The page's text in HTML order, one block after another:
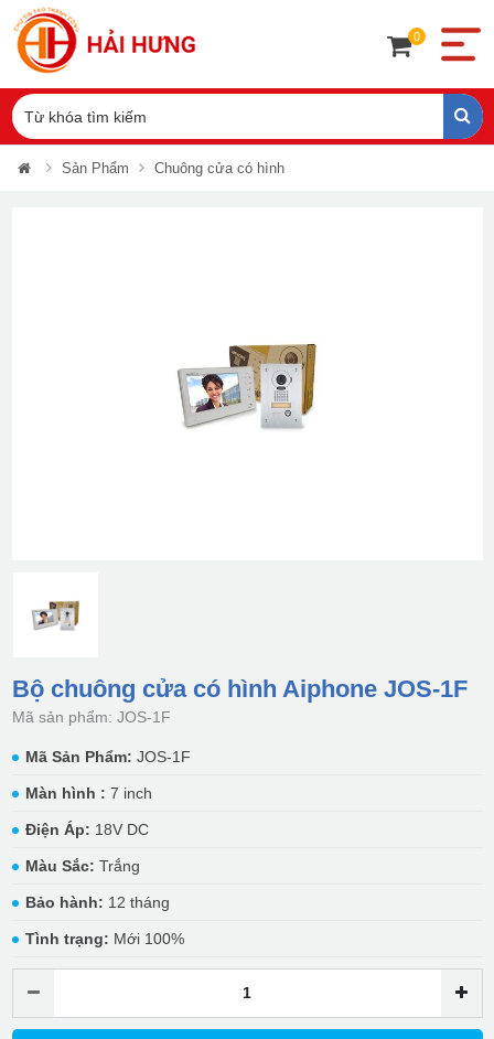
0
Sản Phẩm Chuông cửa có hình
Bộ chuông cửa có hình Aiphone JOS-1F
Mã sản phẩm: JOS-1F
Mã Sản Phẩm: JOS-1F
Màn hình : 7 inch
Điện Áp: 18V DC
Màu Sắc: Trắng
Bảo hành: 12 tháng
Tình trạng: Mới 100%